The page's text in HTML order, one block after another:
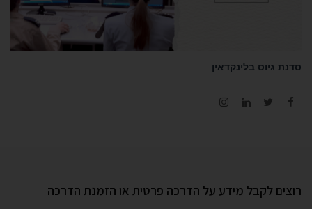
גיוס בלינקדאין
לקבל מידע על הדרכה פרטית או הזמנת הדרכה